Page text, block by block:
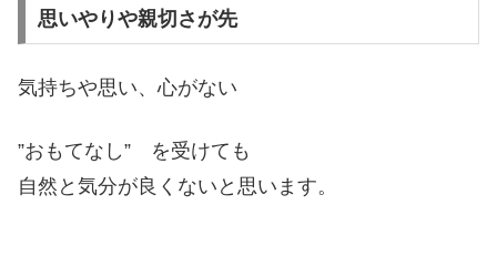
思いやりや親切さが先
気持ちや思い、心がない
”おもてなし” を受けても
自然と気分が良くないと思います。